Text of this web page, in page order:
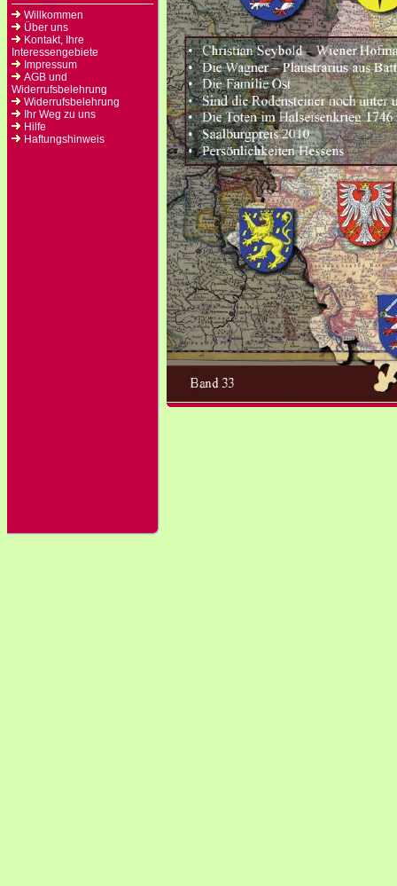
Willkommen
Über uns
Kontakt, Ihre
Interessengebiete
Impressum
AGB und
Widerrufsbelehrung
Widerrufsbelehrung
Ihr Weg zu uns
Hilfe
Haftungshinweis